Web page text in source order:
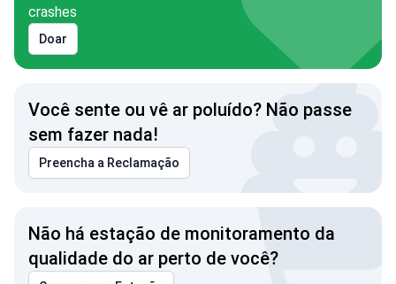
crashes
Doar
Você sente ou vê ar poluído? Não passe
sem fazer nada!
Preencha a Reclamação
Não há estação de monitoramento da
qualidade do ar perto de você?